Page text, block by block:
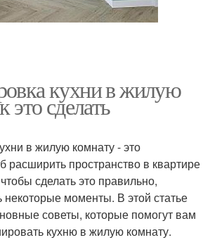
кухни в жилую
это сделать
в жилую комнату - это
расширить пространство в квартире
сделать это правильно,
некоторые моменты. В этой статье
советы, которые помогут вам
кухню в жилую комнату.